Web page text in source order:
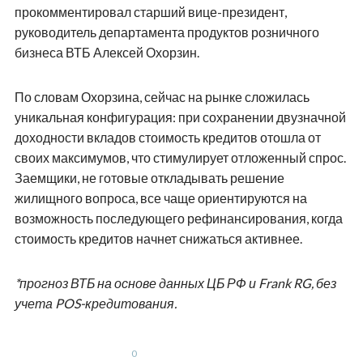
прокомментировал старший вице-президент,
руководитель департамента продуктов розничного
бизнеса ВТБ Алексей Охорзин.
По словам Охорзина, сейчас на рынке сложилась
уникальная конфигурация: при сохранении двузначной
доходности вкладов стоимость кредитов отошла от
своих максимумов, что стимулирует отложенный спрос.
Заемщики, не готовые откладывать решение
жилищного вопроса, все чаще ориентируются на
возможность последующего рефинансирования, когда
стоимость кредитов начнет снижаться активнее.
*прогноз ВТБ на основе данных ЦБ РФ и Frank RG, без
учета POS-кредитования.
0